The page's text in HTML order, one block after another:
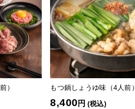
） もつ鍋しょうゆ味（4人前）
8,400 円 (税込)